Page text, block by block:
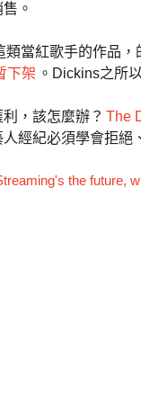
。
類當紅歌手的作品
下架 。Dickins之所
，該怎麼辦？ The
經紀必須學會拒絕
the future,